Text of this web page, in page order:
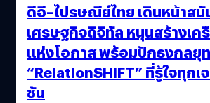
ดีอี–ไปรษณีย์ไทย เดินหน้าส
เศรษฐกิจดิจิทัล หนุนสร้างเค
แห่งโอกาส พร้อมปักธงกลยุ
“RelationSHIFT” ที่รู้ใจทุกเ
ชัน